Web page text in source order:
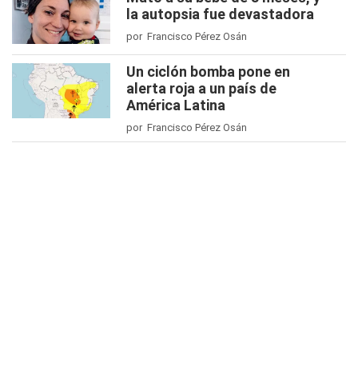
la autopsia fue devastadora
por Francisco Pérez Osán
Un ciclón bomba pone en
alerta roja a un país de
América Latina
por Francisco Pérez Osán